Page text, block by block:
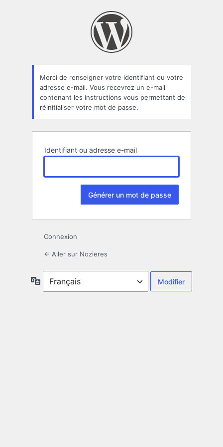
oublié
Merci de renseigner votre identifiant ou votre
adresse e-mail. Vous recevrez un e-mail
contenant les instructions vous permettant de
réinitialiser votre mot de passe.
Identifiant ou adresse e-mail
Connexion
← Aller sur Nozieres
Langue